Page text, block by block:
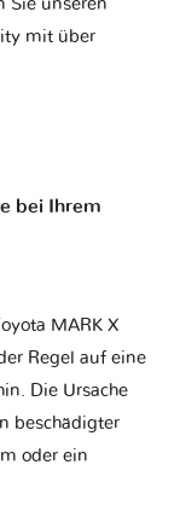
Sie unseren
mit über
bei Ihrem
MARK X
Regel auf eine
Die Ursache
beschädigter
oder ein